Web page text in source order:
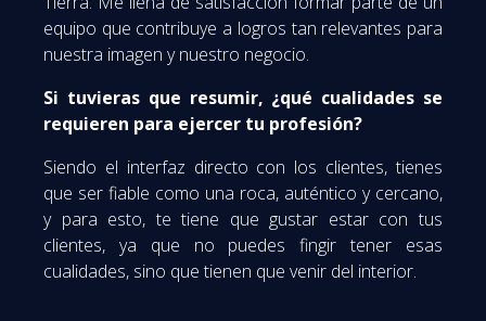
equipo que contribuye a logros tan relevantes para
nuestra imagen y nuestro negocio.
Si tuvieras que resumir, ¿qué cualidades se
requieren para ejercer tu profesión?
Siendo el interfaz directo con los clientes, tienes
que ser fiable como una roca, auténtico y cercano,
y para esto, te tiene que gustar estar con tus
clientes, ya que no puedes fingir tener esas
cualidades, sino que tienen que venir del interior.